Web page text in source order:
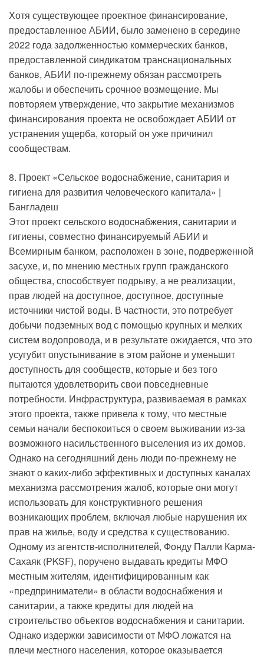
Хотя существующее проектное финансирование,
предоставленное АБИИ, было заменено в середине
2022 года задолженностью коммерческих банков,
предоставленной синдикатом транснациональных
банков, АБИИ по-прежнему обязан рассмотреть
жалобы и обеспечить срочное возмещение. Мы
повторяем утверждение, что закрытие механизмов
финансирования проекта не освобождает АБИИ от
устранения ущерба, который он уже причинил
сообществам.
8. Проект «Сельское водоснабжение, санитария и
гигиена для развития человеческого капитала» |
Бангладеш
Этот проект сельского водоснабжения, санитарии и
гигиены, совместно финансируемый АБИИ и
Всемирным банком, расположен в зоне, подверженной
засухе, и, по мнению местных групп гражданского
общества, способствует подрыву, а не реализации,
прав людей на доступное, доступное, доступные
источники чистой воды. В частности, это потребует
добычи подземных вод с помощью крупных и мелких
систем водопровода, и в результате ожидается, что это
усугубит опустынивание в этом районе и уменьшит
доступность для сообществ, которые и без того
пытаются удовлетворить свои повседневные
потребности. Инфраструктура, развиваемая в рамках
этого проекта, также привела к тому, что местные
семьи начали беспокоиться о своем выживании из-за
возможного насильственного выселения из их домов.
Однако на сегодняшний день люди по-прежнему не
знают о каких-либо эффективных и доступных каналах
механизма рассмотрения жалоб, которые они могут
использовать для конструктивного решения
возникающих проблем, включая любые нарушения их
прав на жилье, воду и средства к существованию.
Одному из агентств-исполнителей, Фонду Палли Карма-
Сахаяк (PKSF), поручено выдавать кредиты МФО
местным жителям, идентифицированным как
«предприниматели» в области водоснабжения и
санитарии, а также кредиты для людей на
строительство объектов водоснабжения и санитарии.
Однако издержки зависимости от МФО ложатся на
плечи местного населения, которое оказывается